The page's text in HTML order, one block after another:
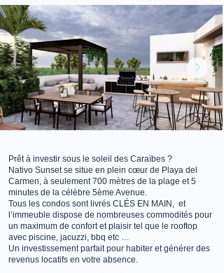
Prêt à investir sous le soleil des Caraïbes ?
Nativo Sunset se situe en plein cœur de Playa del
Carmen, à seulement 700 mètres de la plage et 5
minutes de la célèbre 5ème Avenue.
Tous les condos sont livrés CLÉS EN MAIN, et
l’immeuble dispose de nombreuses commodités pour
un maximum de confort et plaisir tel que le rooftop
avec piscine, jacuzzi, bbq etc …
Un investissement parfait pour habiter et générer des
revenus locatifs en votre absence.